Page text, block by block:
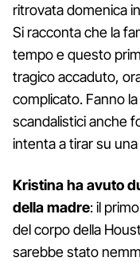
ritrovata domenica
Si racconta che la
tempo e questo
tragico accaduto,
complicato. Fanno
scandalistici anche
intenta a tirar su
Kristina ha avuto
della madre: il
del corpo della
sarebbe stato